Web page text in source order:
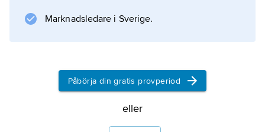
Marknadsledare i Sverige.
Påbörja din gratis provperiod
eller